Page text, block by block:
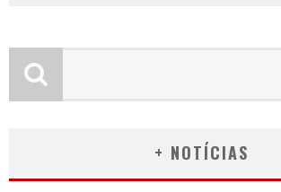
+ NOTÍCIAS